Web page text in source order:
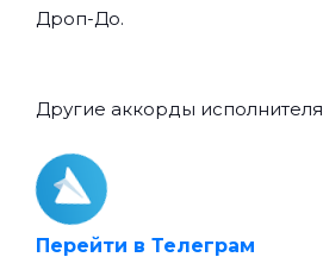
Дроп-До.
Другие аккорды исполнителя
Перейти в Телеграм